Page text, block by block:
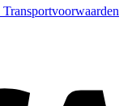
Transportvoorwaarden